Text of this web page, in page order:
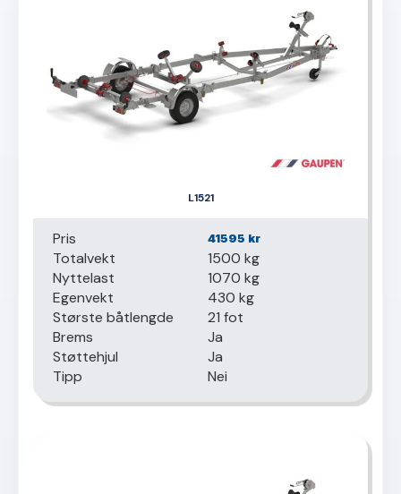
L1521
Pris 41595 kr
Totalvekt
1500 kg
Nyttelast
1070 kg
Egenvekt
430 kg
Største båtlengde
21 fot
Brems
Ja
Støttehjul
Ja
Tipp
Nei